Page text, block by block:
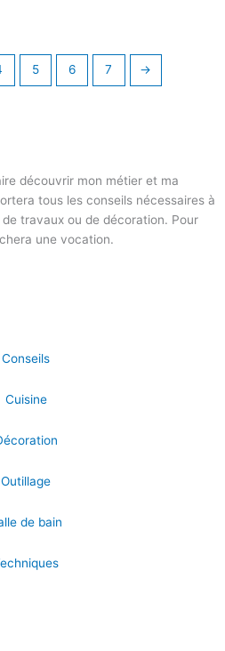
5 6 7 →
découvrir mon métier et ma
tous les conseils nécessaires à
travaux ou de décoration. Pour
une vocation.
Conseils
Cuisine
Outillage
de bain